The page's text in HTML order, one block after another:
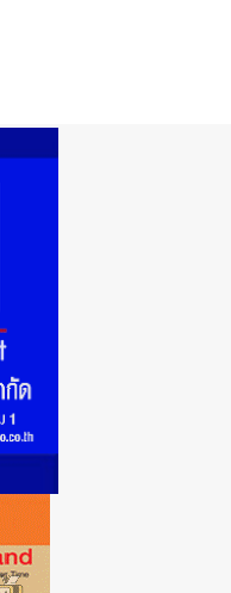
กรรม ขับเคลื่อนนโยบายยกระ
เชื่อมั่นอุตฯ ลดลงต่อเนื่อง หลังต้